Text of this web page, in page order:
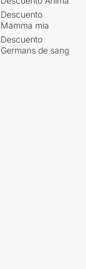
Descuento
Mamma mia
Descuento
Germans de sang